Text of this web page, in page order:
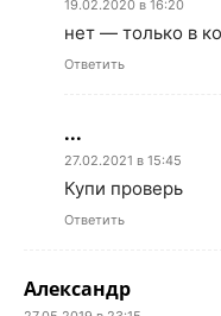
19.02.2020 в 16:20
нет — только в
Ответить
...
27.02.2021 в 15:45
Купи проверь
Ответить
Александр